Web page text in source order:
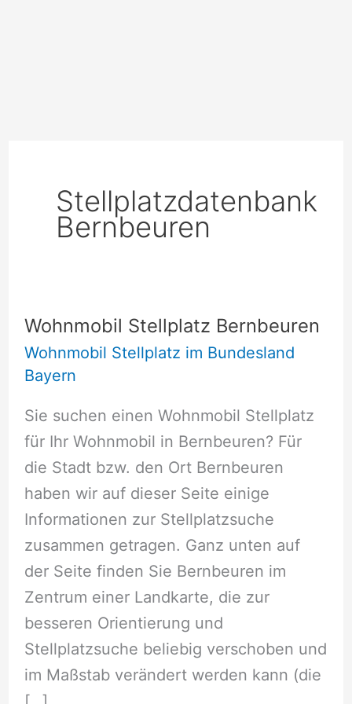
Stellplatzdatenbank
Bernbeuren
Wohnmobil Stellplatz Bernbeuren
Wohnmobil Stellplatz im Bundesland
Bayern
Sie suchen einen Wohnmobil Stellplatz
für Ihr Wohnmobil in Bernbeuren? Für
die Stadt bzw. den Ort Bernbeuren
haben wir auf dieser Seite einige
Informationen zur Stellplatzsuche
zusammen getragen. Ganz unten auf
der Seite finden Sie Bernbeuren im
Zentrum einer Landkarte, die zur
besseren Orientierung und
Stellplatzsuche beliebig verschoben und
im Maßstab verändert werden kann (die